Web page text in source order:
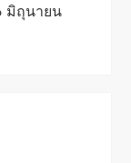
มิถุนายน